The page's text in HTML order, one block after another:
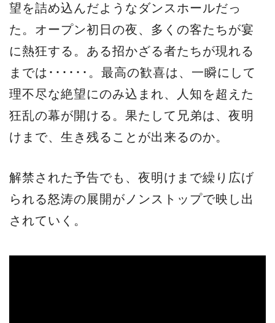
望を詰め込んだようなダンスホールだっ
た。オープン初日の夜、多くの客たちが宴
に熱狂する。ある招かざる者たちが現れる
までは･･････。最高の歓喜は、一瞬にして
理不尽な絶望にのみ込まれ、人知を超えた
狂乱の幕が開ける。果たして兄弟は、夜明
けまで、生き残ることが出来るのか。
解禁された予告でも、夜明けまで繰り広げ
られる怒涛の展開がノンストップで映し出
されていく。